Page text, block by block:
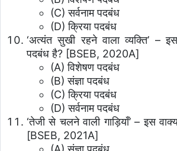
(C) सर्वनाम पदबंध
(D) क्रिया पदबंध
‘अत्यंत सुखी रहने वाला व्यक्ति’ –
पदबंध है? [BSEB, 2020A]
(A) विशेषण पदबंध
(B) संज्ञा पदबंध
(C) क्रिया पदबंध
(D) सर्वनाम पदबंध
‘तेजी से चलने वाली गाड़ियाँ’ – इस
[BSEB, 2021A]